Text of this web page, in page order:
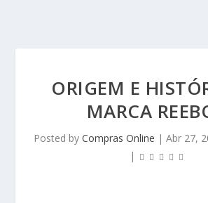
ORIGEM E
MARCA
Posted by Compras Online | Abr 27,
|